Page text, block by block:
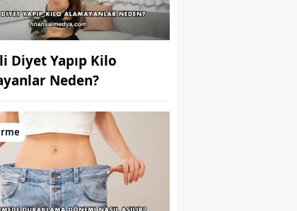
Diyet Yapıp Kilo
Neden?